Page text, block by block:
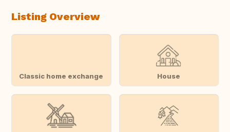
Listing Overview
Classic home exchange House